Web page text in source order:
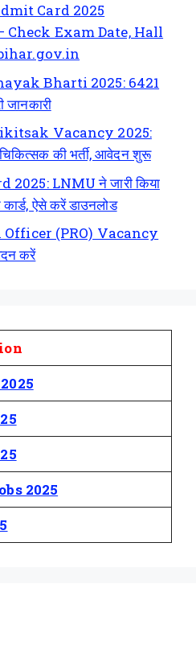
Card 2025
Exam Date, Hall
Bharti 2025: 6421
जानकारी
Vacancy 2025:
चिकित्सक की भर्ती, आवेदन शुरू
LNMU ने जारी किया
कार्ड, ऐसे करें डाउनलोड
Officer (PRO) Vacancy
करें
2025